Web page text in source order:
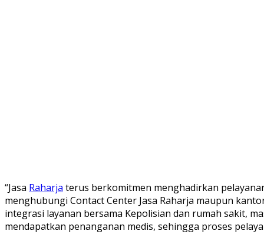
“Jasa Raharja terus berkomitmen menghadirkan
menghubungi Contact Center Jasa Raharja maupun
integrasi layanan bersama Kepolisian dan rumah sakit,
mendapatkan penanganan medis, sehingga proses